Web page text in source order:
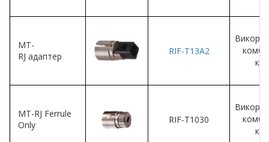
MT-
RJ адаптер
RIF-T13A2
MT-RJ Ferrule
Only
RIF-T1030